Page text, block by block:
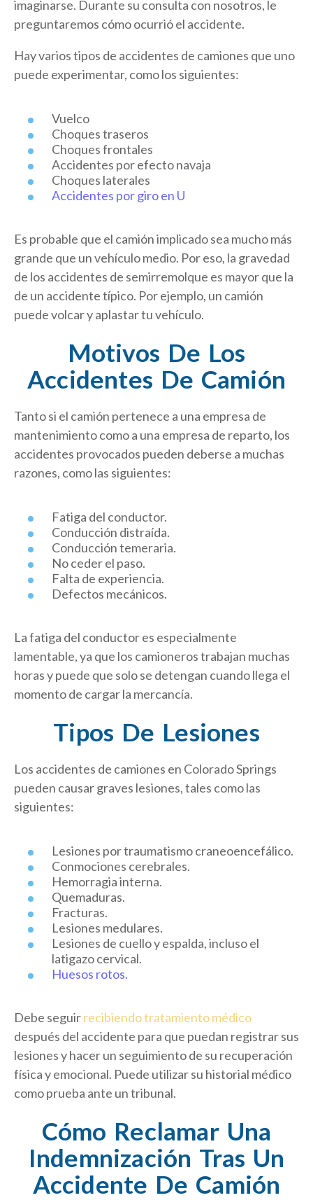
imaginarse. Durante su consulta con nosotros, le
preguntaremos cómo ocurrió el accidente.
Hay varios tipos de accidentes de camiones que uno
puede experimentar, como los siguientes:
Vuelco
Choques traseros
Choques frontales
Accidentes por efecto navaja
Choques laterales
Accidentes por giro en U
Es probable que el camión implicado sea mucho más
grande que un vehículo medio. Por eso, la gravedad
de los accidentes de semirremolque es mayor que la
de un accidente típico. Por ejemplo, un camión
puede volcar y aplastar tu vehículo.
Motivos De Los
Accidentes De Camión
Tanto si el camión pertenece a una empresa de
mantenimiento como a una empresa de reparto, los
accidentes provocados pueden deberse a muchas
razones, como las siguientes:
Fatiga del conductor.
Conducción distraída.
Conducción temeraria.
No ceder el paso.
Falta de experiencia.
Defectos mecánicos.
La fatiga del conductor es especialmente
lamentable, ya que los camioneros trabajan muchas
horas y puede que solo se detengan cuando llega el
momento de cargar la mercancía.
Tipos De Lesiones
Los accidentes de camiones en Colorado Springs
pueden causar graves lesiones, tales como las
siguientes:
Lesiones por traumatismo craneoencefálico.
Conmociones cerebrales.
Hemorragia interna.
Quemaduras.
Fracturas.
Lesiones medulares.
Lesiones de cuello y espalda, incluso el
latigazo cervical.
Huesos rotos.
Debe seguirrecibiendo tratamiento médico
después del accidente para que puedan registrar sus
lesiones y hacer un seguimiento de su recuperación
física y emocional. Puede utilizar su historial médico
como prueba ante un tribunal.
Cómo Reclamar Una
Indemnización Tras Un
Accidente De Camión